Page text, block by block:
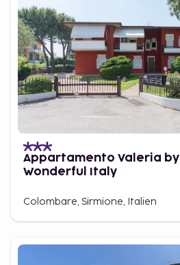
Appartamento Valeria by
Wonderful Italy
Colombare, Sirmione, Italien